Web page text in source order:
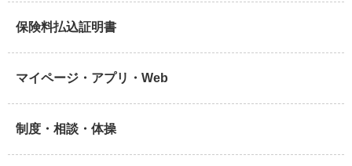
保険料払込証明書
マイページ・アプリ・Web
制度・相談・体操